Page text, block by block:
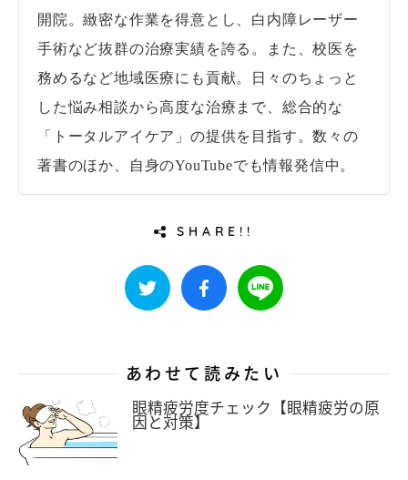
開院。緻密な作業を得意とし、白内障レーザー
手術など抜群の治療実績を誇る。また、校医を
務めるなど地域医療にも貢献。日々のちょっと
した悩み相談から高度な治療まで、総合的な
「トータルアイケア」の提供を目指す。数々の
著書のほか、自身のYouTubeでも情報発信中。
SHARE!!
あわせて読みたい
眼精疲労度チェック【眼精疲労の原
因と対策】